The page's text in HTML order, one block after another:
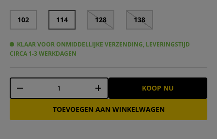
102 114 128 138
KLAAR VOOR ONMIDDELLIJKE VERZENDING, LEVERINGSTIJD
CIRCA 1-3 WERKDAGEN
Aantal
-
+ KOOP NU
TOEVOEGEN AAN WINKELWAGEN